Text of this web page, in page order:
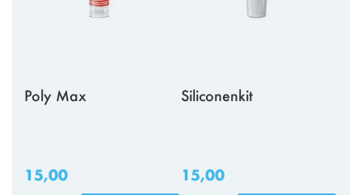
Poly Max
15,00
Siliconenkit
15,00